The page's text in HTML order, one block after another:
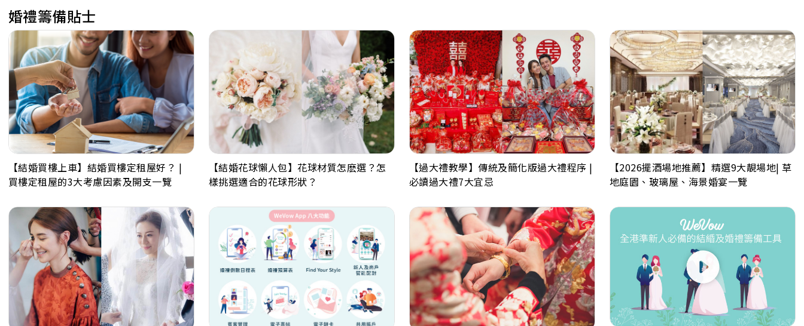
婚禮籌備貼士
【結婚買樓上車】結婚買樓定租屋好？ |
買樓定租屋的3大考慮因素及開支一覽
【結婚花球懶人包】花球材質怎麽選？怎
樣挑選適合的花球形狀？
【過大禮教學】傳統及簡化版過大禮程序 |
必讀過大禮7大宜忌
【2026擺酒場地推薦】精選9大靚場地| 草
地庭園、玻璃屋、海景婚宴一覽